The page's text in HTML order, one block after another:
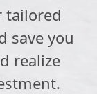
tailored
save you
realize